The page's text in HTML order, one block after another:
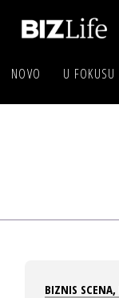
NOVO U FOKUSU
BIZNIS SCENA,